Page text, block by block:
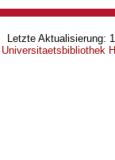
Letzte Aktualisierung:
Universitaetsbibliothek